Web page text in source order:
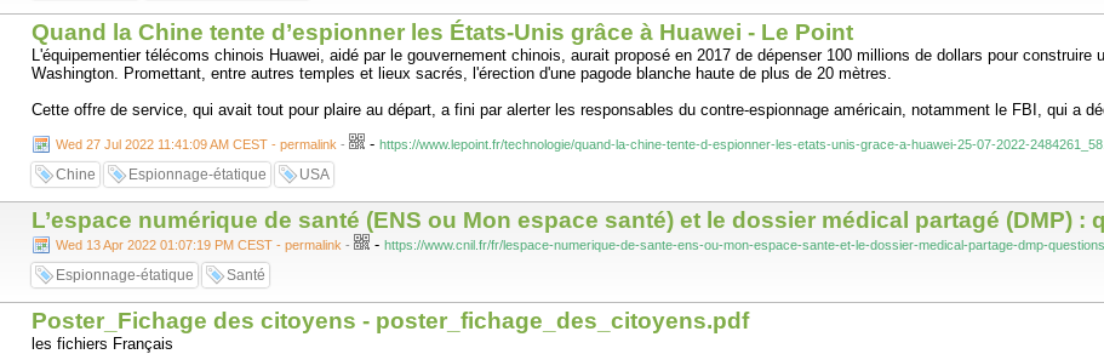
Quand la Chine tente d’espionner les États-Unis grâce à Huawei - Le Point
L'équipementier télécoms chinois Huawei, aidé par le gouvernement chinois, aurait proposé en 2017 de dépenser 100 millions de dollars pour
Washington. Promettant, entre autres temples et lieux sacrés, l'érection d'une pagode blanche haute de plus de 20 mètres.
Cette offre de service, qui avait tout pour plaire au départ, a fini par alerter les responsables du contre-espionnage américain, notamment le FBI, qui a
Wed 27 Jul 2022 11:41:09 AM CEST - permalink - - https://www.lepoint.fr/technologie/quand-la-chine-tente-d-espionner-les-etats-unis-grace-a-huawei-25-07-2022-
Chine Espionnage-étatique USA
L’espace numérique de santé (ENS ou Mon espace santé) et le dossier médical partagé (DMP) :
Wed 13 Apr 2022 01:07:19 PM CEST - permalink - - https://www.cnil.fr/fr/lespace-numerique-de-sante-ens-ou-mon-espace-sante-et-le-dossier-medical-partage-dmp-questions
Espionnage-étatique Santé
Poster_Fichage des citoyens - poster_fichage_des_citoyens.pdf
les fichiers Français